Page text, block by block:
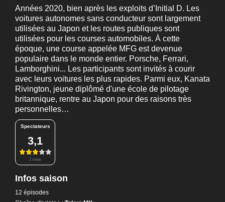
Années 2020, bien après les exploits d’Initial D. Les
voitures autonomes sans conducteur sont largement
utilisées au Japon et les routes publiques sont
utilisées pour les courses automobiles. À cette
époque, une course appelée MFG est devenue
populaire dans le monde entier. Porsche, Ferrari,
Lamborghini... Les participants sont invités à courir
avec leurs voitures les plus rapides. Parmi eux, Kanata
Rivington, jeune diplômé d'une école de pilotage
britannique, rentre au Japon pour des raisons très
personnelles…
Spectateurs
3,1
2 notes
Infos saison
12 épisodes